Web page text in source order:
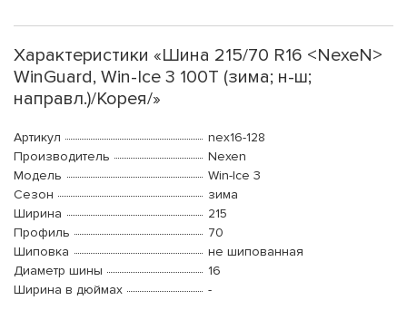
Характеристики «Шина 215/70 R16 <NexeN>
WinGuard, Win-Ice 3 100T (зима; н-ш;
направл.)/Корея/»
Артикул
nex16-128
Производитель
Nexen
Модель
Win-Ice 3
Сезон
зима
Ширина
215
Профиль
70
Шиповка
не шипованная
Диаметр шины
16
Ширина в дюймах
-